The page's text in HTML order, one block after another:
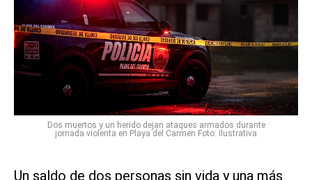
Dos muertos y un herido dejan ataques armados durante
jornada violenta en Playa del Carmen Foto: Ilustrativa
Un saldo de dos personas sin vida y una más